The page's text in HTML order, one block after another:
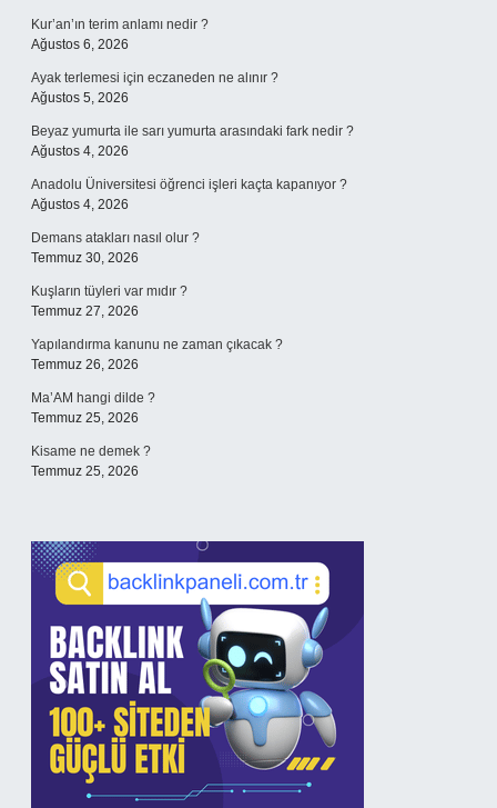
Kur’an’ın terim anlamı nedir ?
Ağustos 6, 2026
Ayak terlemesi için eczaneden ne alınır ?
Ağustos 5, 2026
Beyaz yumurta ile sarı yumurta arasındaki fark nedir ?
Ağustos 4, 2026
Anadolu Üniversitesi öğrenci işleri kaçta kapanıyor ?
Ağustos 4, 2026
Demans atakları nasıl olur ?
Temmuz 30, 2026
Kuşların tüyleri var mıdır ?
Temmuz 27, 2026
Yapılandırma kanunu ne zaman çıkacak ?
Temmuz 26, 2026
Ma’AM hangi dilde ?
Temmuz 25, 2026
Kisame ne demek ?
Temmuz 25, 2026